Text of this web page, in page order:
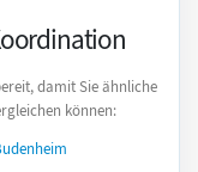
damit Sie ähnliche
können: